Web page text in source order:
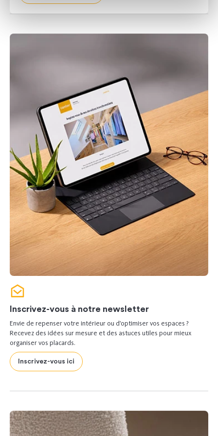
Inscrivez-vous à notre newsletter
Envie de repenser votre intérieur ou d’optimiser vos espaces ?
Recevez des idées sur mesure et des astuces utiles pour mieux
organiser vos placards.
Inscrivez-vous ici